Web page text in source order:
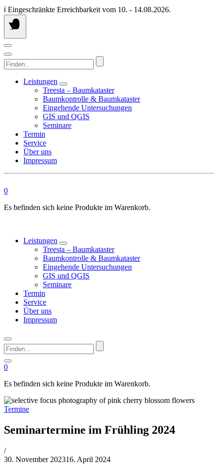
Springen
Sie
zum
ℹ️ Eingeschränkte Erreichbarkeit vom 10. - 14.08.2026.
Finden...
Leistungen
Treesta – Baumkataster
Baumkontrolle & Baumkataster
Eingehende Untersuchungen
GIS und QGIS
Seminare
Termin
Service
Über uns
Impressum
0
Es befinden sich keine Produkte im Warenkorb.
Leistungen
Treesta – Baumkataster
Baumkontrolle & Baumkataster
Eingehende Untersuchungen
GIS und QGIS
Seminare
Termin
Service
Über uns
Impressum
Finden...
0
Es befinden sich keine Produkte im Warenkorb.
Termine
Seminartermine im Frühling 2024
von
Philipp
/
30. November 202316. April 2024